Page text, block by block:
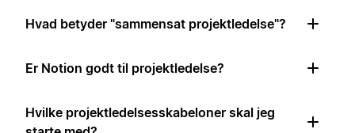
Hvad betyder "sammensat projektledelse"?
Er Notion godt til projektledelse?
Hvilke projektledelsesskabeloner skal jeg